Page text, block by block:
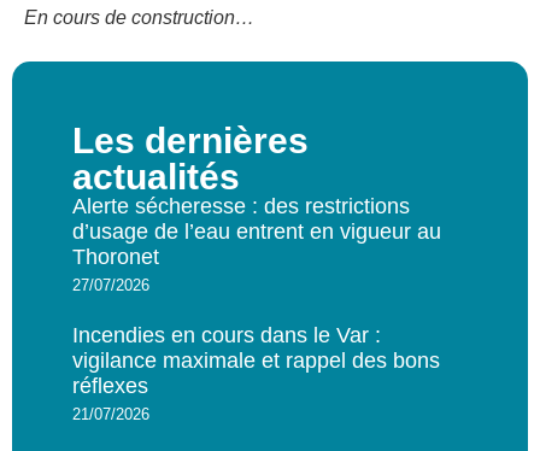
En cours de construction…
Les dernières
actualités
Alerte sécheresse : des restrictions
d’usage de l’eau entrent en vigueur au
Thoronet
27/07/2026
Incendies en cours dans le Var :
vigilance maximale et rappel des bons
réflexes
21/07/2026